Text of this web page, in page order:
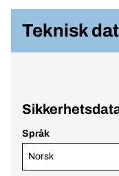
Teknisk
Språk
Norsk